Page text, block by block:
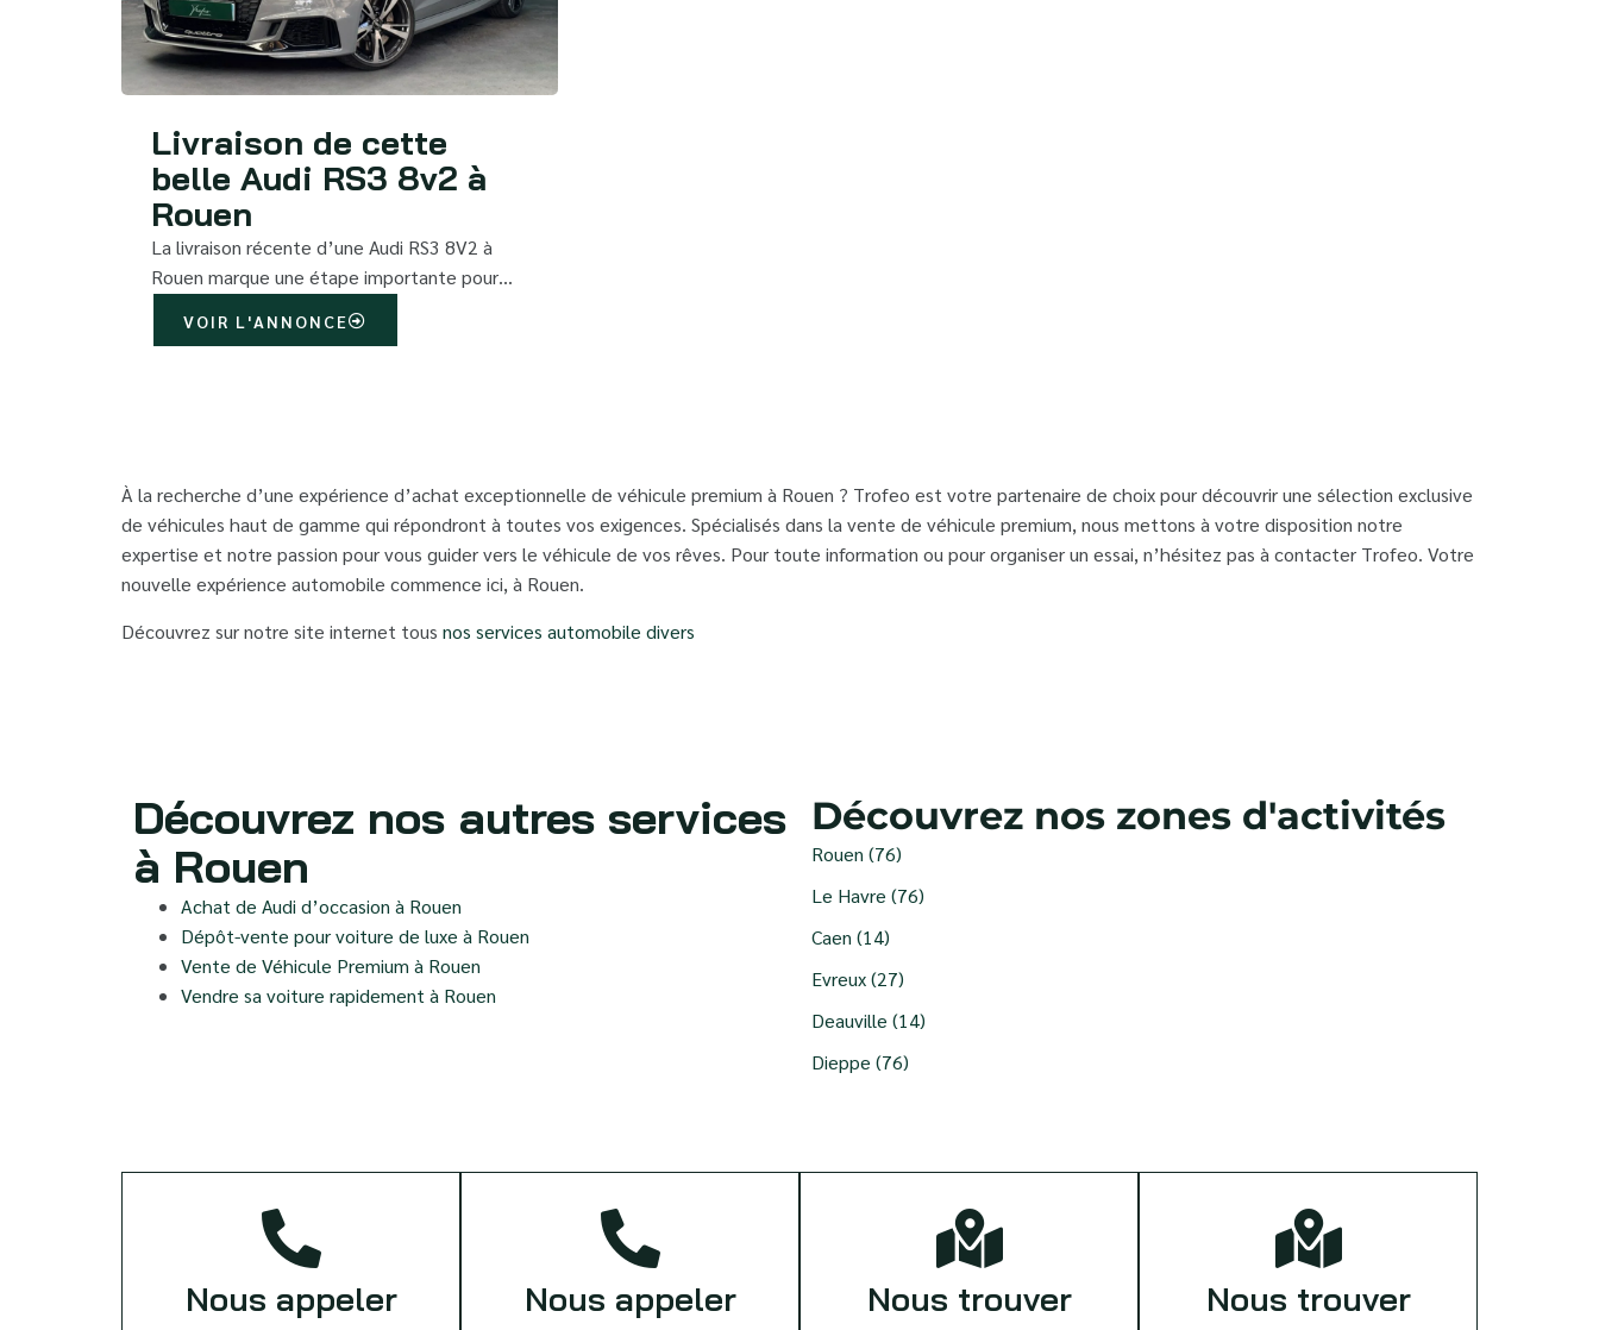
Livraison de cette
belle Audi RS3 8v2 à
Rouen
La livraison récente d’une Audi RS3 8V2 à
Rouen marque une étape importante pour…
VOIR L'ANNONCE
À la recherche d’une expérience d’achat exceptionnelle de véhicule premium à Rouen ? Trofeo est votre partenaire de choix pour découvrir une sélection exclusive
de véhicules haut de gamme qui répondront à toutes vos exigences. Spécialisés dans la vente de véhicule premium, nous mettons à votre disposition notre
expertise et notre passion pour vous guider vers le véhicule de vos rêves. Pour toute information ou pour organiser un essai, n’hésitez pas à contacter Trofeo. Votre
nouvelle expérience automobile commence ici, à Rouen.
Découvrez sur notre site internet tous nos services automobile divers
Découvrez nos autres services
à Rouen
Achat de Audi d’occasion à Rouen
Dépôt-vente pour voiture de luxe à Rouen
Vente de Véhicule Premium à Rouen
Vendre sa voiture rapidement à Rouen
Découvrez nos zones d'activités
Rouen (76)
Le Havre (76)
Caen (14)
Evreux (27)
Deauville (14)
Dieppe (76)
Nous appeler
Nous appeler
Nous trouver Nous trouver